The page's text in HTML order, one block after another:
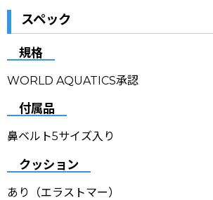
スペック
規格
WORLD AQUATICS承認
付属品
鼻ベルト5サイズ入り
クッション
あり（エラストマー）